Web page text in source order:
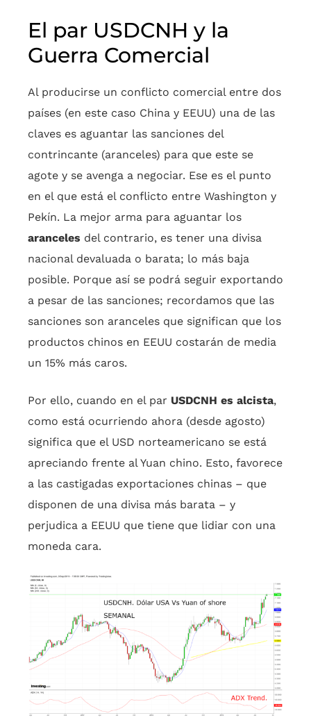
El par USDCNH y la
Guerra Comercial
Al producirse un conflicto comercial entre dos
países (en este caso China y EEUU) una de las
claves es aguantar las sanciones del
contrincante (aranceles) para que este se
agote y se avenga a negociar. Ese es el punto
en el que está el conflicto entre Washington y
Pekín. La mejor arma para aguantar los
aranceles del contrario, es tener una divisa
nacional devaluada o barata; lo más baja
posible. Porque así se podrá seguir exportando
a pesar de las sanciones; recordamos que las
sanciones son aranceles que significan que los
productos chinos en EEUU costarán de media
un 15% más caros.
Por ello, cuando en el par USDCNH es alcista,
como está ocurriendo ahora (desde agosto)
significa que el USD norteamericano se está
apreciando frente al Yuan chino. Esto, favorece
a las castigadas exportaciones chinas – que
disponen de una divisa más barata – y
perjudica a EEUU que tiene que lidiar con una
moneda cara.